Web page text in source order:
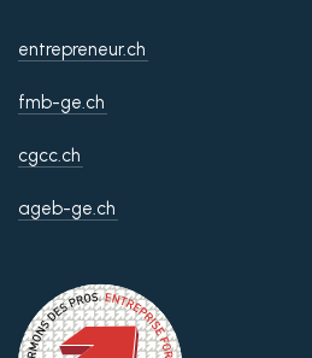
entrepreneur.ch
fmb-ge.ch
cgcc.ch
ageb-ge.ch